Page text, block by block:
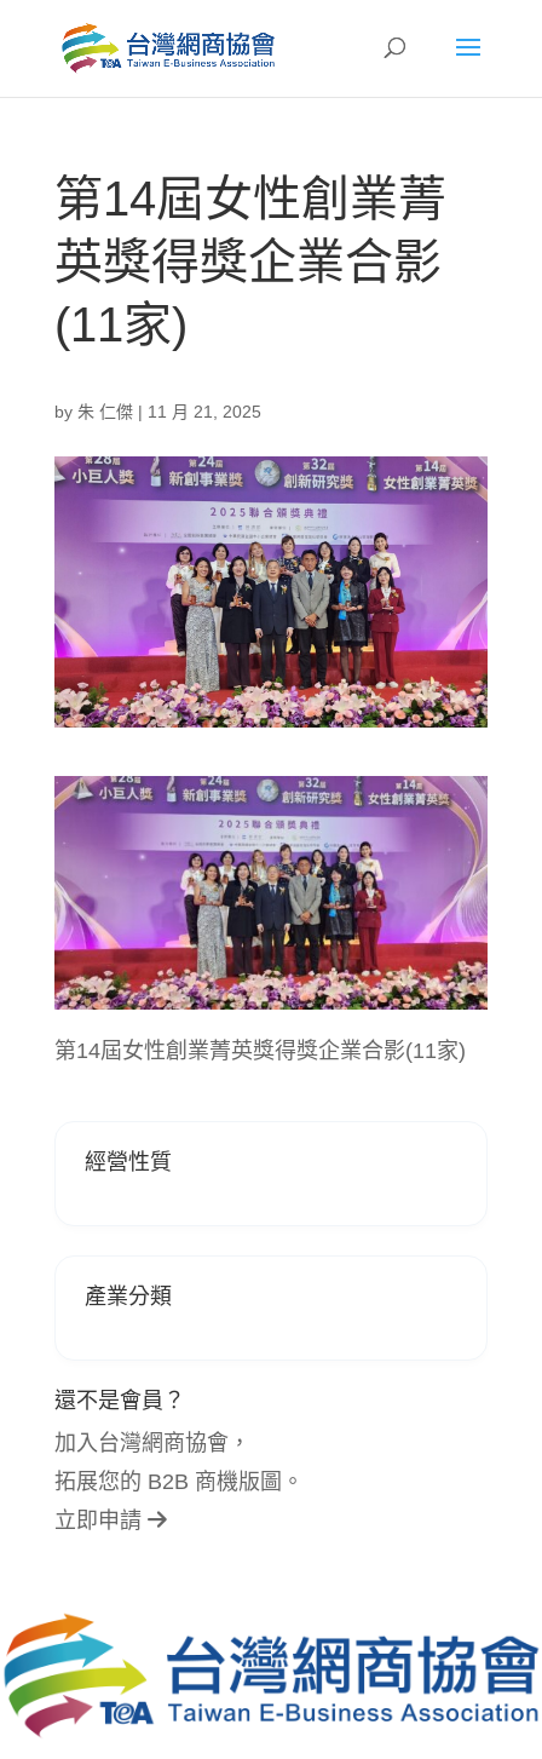
第14屆女性創業菁
英獎得獎企業合影
(11家)
by 朱 仁傑| 11 月 21, 2025
第14屆女性創業菁英獎得獎企業合影(11家)
經營性質
產業分類
還不是會員？
加入台灣網商協會，
拓展您的 B2B 商機版圖。
立即申請